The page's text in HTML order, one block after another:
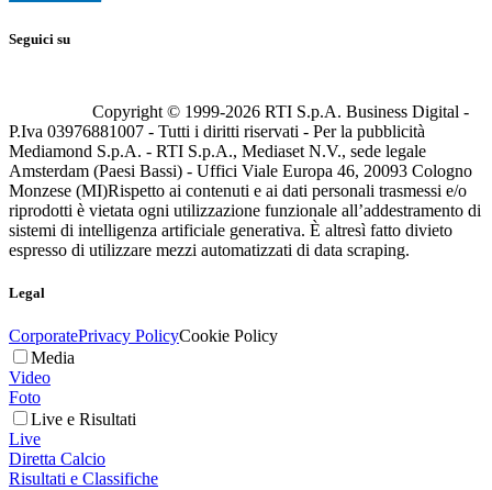
Seguici su
Copyright © 1999-2026 RTI S.p.A. Business Digital -
P.Iva 03976881007 - Tutti i diritti riservati - Per la pubblicità
Mediamond S.p.A. - RTI S.p.A., Mediaset N.V., sede legale
Amsterdam (Paesi Bassi) - Uffici Viale Europa 46, 20093 Cologno
Monzese (MI)Rispetto ai contenuti e ai dati personali trasmessi e/o
riprodotti è vietata ogni utilizzazione funzionale all’addestramento di
sistemi di intelligenza artificiale generativa. È altresì fatto divieto
espresso di utilizzare mezzi automatizzati di data scraping.
Legal
CorporatePrivacy PolicyCookie Policy
Media
Video
Foto
Live e Risultati
Live
Diretta Calcio
Risultati e Classifiche